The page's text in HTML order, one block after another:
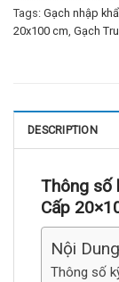
Tags: Gạch nhập
20x100 cm Gạch
DESCRIPTION
Thông số
Cấp
Nội
Thông số